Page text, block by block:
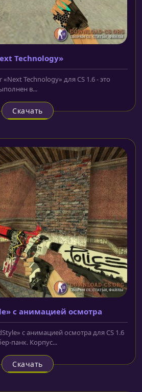
Technology»
Technology» для CS 1.6 - это
в...
Скачать
с анимацией осмотра
с анимацией осмотра для CS 1.6
панк. Корпус...
Скачать